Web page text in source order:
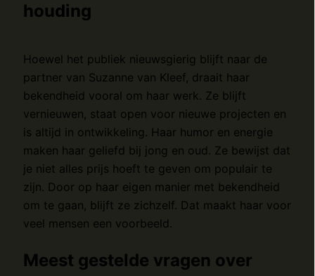
houding
Hoewel het publiek nieuwsgierig blijft naar de
partner van Suzanne van Kleef, draait haar
bekendheid vooral om haar werk. Ze blijft
vernieuwen, staat open voor nieuwe projecten en
is altijd in ontwikkeling. Haar humor en energie
maken haar geliefd bij jong en oud. Ze bewijst dat
je niet alles prijs hoeft te geven om populair te
zijn. Door op haar eigen manier met bekendheid
om te gaan, blijft ze zichzelf. Dat maakt haar voor
veel mensen een voorbeeld.
Meest gestelde vragen over